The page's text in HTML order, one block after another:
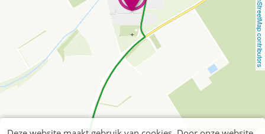
OpenStreetMap contributors